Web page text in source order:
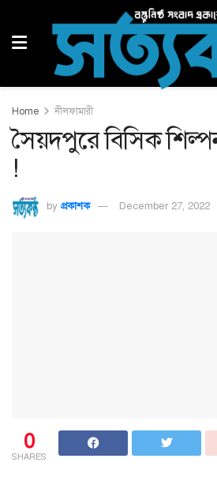
Home নীলফামারী
সৈয়দপুরে বিসিক
!
by প্রকাশক December 27, 2022
0
SHARES